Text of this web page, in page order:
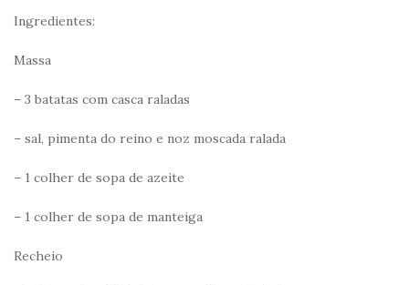
Ingredientes:
Massa
– 3 batatas com casca raladas
– sal, pimenta do reino e noz moscada ralada
– 1 colher de sopa de azeite
– 1 colher de sopa de manteiga
Recheio